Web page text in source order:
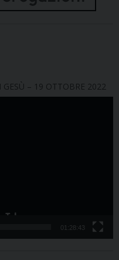
GESÙ – 19 OTTOBRE 2022
01:28:43